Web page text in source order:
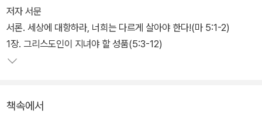
수훈을 현대 사회에 꼭 맞도록 명쾌하게 풀어냈다. 산상수훈이 왜 중
요한지, 산상수훈은 이 시대에 적절한지, 과연 도달 가능한 실제적 말
씀인지를 하나하나 살펴보며 우리 신앙을 점검하고 예수님의 선언대
로 살 수 있는 길을 제시한다. 한국 교회와 그리스도인들에게 세상에
저자 서문
서론. 세상에 대항하라, 너희는 다르게 살아야 한다!(마 5:1-2)
1장. 그리스도인이 지녀야 할 성품(5:3-12)
책속에서